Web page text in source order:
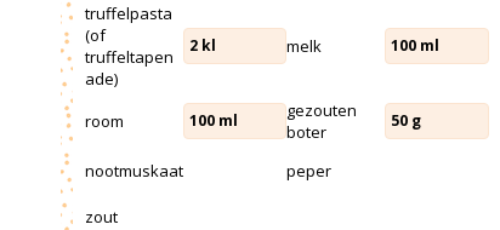
truffelpasta
(of
truffeltapen
ade)
2 kl melk 100 ml
room 100 ml
gezouten
boter
50 g
nootmuskaat peper
zout